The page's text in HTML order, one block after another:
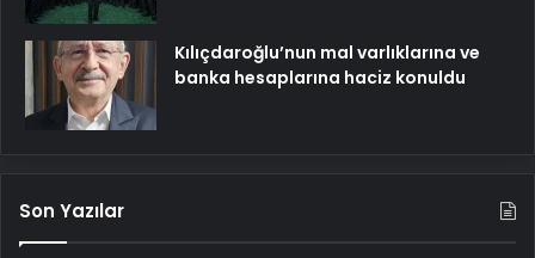
Kılıçdaroğlu’nun mal varlıklarına ve
banka hesaplarına haciz konuldu
Son Yazılar